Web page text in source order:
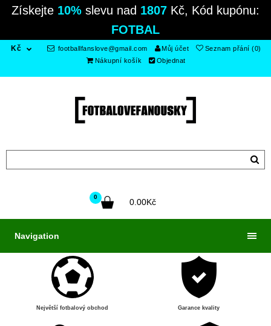
Získejte 10% slevu nad 1807 Kč, Kód kupónu:
FOTBAL
Kč footballfanslove@gmail.com Můj účet
Seznam přání (0)
Nákupní košík
Objednat
0
0.00Kč
Navigation
Největší fotbalový obchod Garance kvality